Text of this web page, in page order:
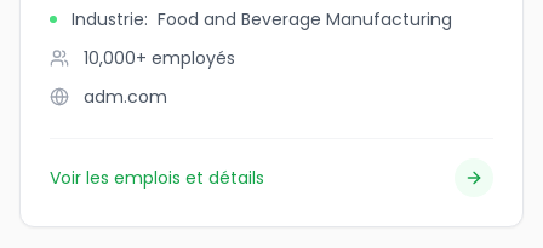
Industrie: Food and Beverage Manufacturing
10,000+ employés
adm.com
Voir les emplois et détails